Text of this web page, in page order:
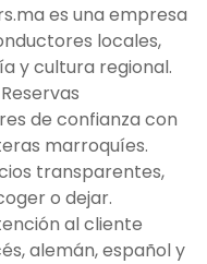
es una empresa
locales,
y cultura regional.
Reservas
de confianza con
marroquíes.
transparentes,
o dejar.
al cliente
alemán, español y